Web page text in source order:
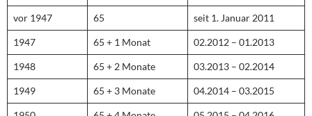
vor 1947 65 seit 1. Januar 2011
1947 65 + 1 Monat 02.2012 – 01.2013
1948 65 + 2 Monate 03.2013 – 02.2014
1949 65 + 3 Monate 04.2014 – 03.2015